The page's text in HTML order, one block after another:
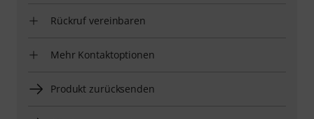
Rückruf vereinbaren
Mehr Kontaktoptionen
Produkt zurücksenden